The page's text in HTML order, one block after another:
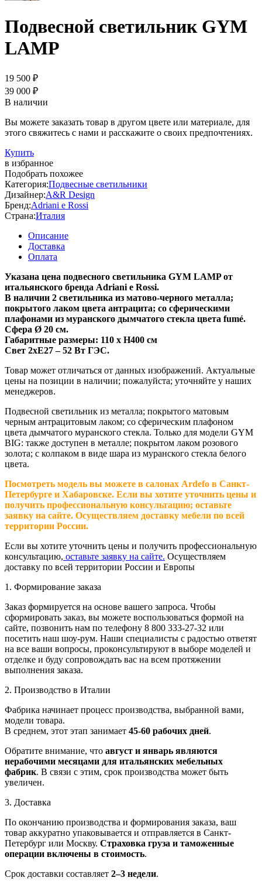
Подвесной светильник GYM
LAMP
19 500 ₽
39 000 ₽
В наличии
Вы можете заказать товар в другом цвете или материале, для
этого свяжитесь с нами и расскажите о своих предпочтениях.
Купить
в избранное
Подобрать похожее
Категория:Подвесные светильники
Дизайнер:A&R Design
Бренд:Adriani e Rossi
Страна:Италия
Описание
Доставка
Оплата
Указана цена подвесного светильника GYM LAMP от
итальянского бренда Adriani e Rossi.
В наличии 2 светильника из матово-черного металла;
покрытого лаком цвета антрацита; со сферическими
плафонами из муранского дымчатого стекла цвета fumé.
Сфера Ø 20 см.
Габаритные размеры: 110 x H400 см
Свет 2xE27 – 52 Вт ГЭС.
Товар может отличаться от данных изображений. Актуальные
цены на позиции в наличии; пожалуйста; уточняйте у наших
менеджеров.
Подвесной светильник из металла; покрытого матовым
черным антрацитовым лаком; со сферическим плафоном
цвета дымчатого муранского стекла. Только для модели GYM
BIG: также доступен в металле; покрытом лаком розового
золота; с колпаком в виде шара из муранского стекла белого
цвета.
Посмотреть модель вы можете в салонах Ardefo в Санкт-
Петербурге и Хабаровске. Если вы хотите уточнить цены и
получить профессиональную консультацию; оставьте
заявку на сайте. Осуществляем доставку мебели по всей
территории России.
Если вы хотите уточнить цены и получить профессиональную
консультацию, оставьте заявку на сайте. Осуществляем
доставку по всей территории России и Европы
1. Формирование заказа
Заказ формируется на основе вашего запроса. Чтобы
сформировать заказ, вы можете воспользоваться формой на
сайте, позвонить нам по телефону 8 800 333-27-32 или
посетить наш шоу-рум. Наши специалисты с радостью ответят
на все ваши вопросы, проконсультируют в выборе моделей и
отделке и буду сопровождать вас на всем протяжении
выполнения заказа.
2. Производство в Италии
Фабрика начинает процесс производства, выбранной вами,
модели товара.
В среднем, этот этап занимает 45-60 рабочих дней.
Обратите внимание, что август и январь являются
нерабочими месяцами для итальянских мебельных
фабрик. В связи с этим, срок производства может быть
увеличен.
3. Доставка
По окончанию производства и формирования заказа, ваш
товар аккуратно упаковывается и отправляется в Санкт-
Петербург или Москву. Страховка груза и таможенные
операции включены в стоимость.
Срок доставки составляет 2–3 недели.